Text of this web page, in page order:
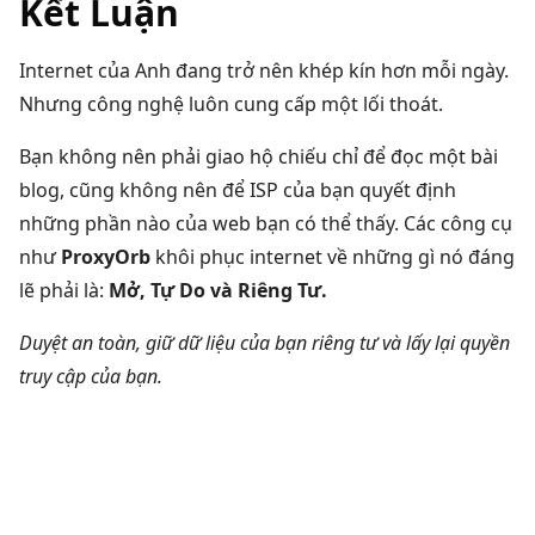
Kết Luận
Internet của Anh đang trở nên khép kín hơn mỗi ngày.
Nhưng công nghệ luôn cung cấp một lối thoát.
Bạn không nên phải giao hộ chiếu chỉ để đọc một bài
blog, cũng không nên để ISP của bạn quyết định
những phần nào của web bạn có thể thấy. Các công cụ
nhưProxyOrb khôi phục internet về những gì nó đáng
lẽ phải là: Mở, Tự Do và Riêng Tư.
Duyệt an toàn, giữ dữ liệu của bạn riêng tư và lấy lại quyền
truy cập của bạn.